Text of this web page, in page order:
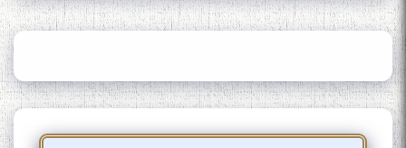
Осорхонаи адабии